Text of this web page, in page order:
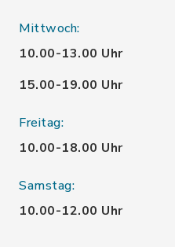
Mittwoch:
10.00-13.00 Uhr
15.00-19.00 Uhr
Freitag:
10.00-18.00 Uhr
Samstag:
10.00-12.00 Uhr